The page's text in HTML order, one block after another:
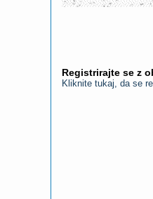
Registrirajte se z
Kliknite tukaj, da se